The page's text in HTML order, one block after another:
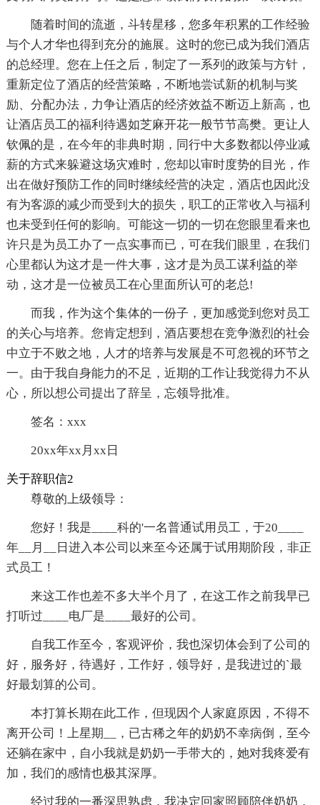
随着时间的流逝，斗转星移，您多年积累的工作经验
与个人才华也得到充分的施展。这时的您已成为我们酒店
的总经理。您在上任之后，制定了一系列的政策与方针，
重新定位了酒店的经营策略，不断地尝试新的机制与奖
励、分配办法，力争让酒店的经济效益不断迈上新高，也
让酒店员工的福利待遇如芝麻开花一般节节高樊。更让人
钦佩的是，在今年的非典时期，同行中大多数都以停业减
薪的方式来躲避这场灾难时，您却以审时度势的目光，作
出在做好预防工作的同时继续经营的决定，酒店也因此没
有为客源的减少而受到大的损失，职工的正常收入与福利
也未受到任何的影响。可能这一切的一切在您眼里看来也
许只是为员工办了一点实事而已，可在我们眼里，在我们
心里都认为这才是一件大事，这才是为员工谋利益的举
动，这才是一位被员工在心里面所认可的老总!
而我，作为这个集体的一份子，更加感觉到您对员工
的关心与培养。您肯定想到，酒店要想在竞争激烈的社会
中立于不败之地，人才的培养与发展是不可忽视的环节之
一。由于我自身能力的不足，近期的工作让我觉得力不从
心，所以想公司提出了辞呈，忘领导批准。
签名：xxx
20xx年xx月xx日
关于辞职信2
尊敬的上级领导：
您好！我是____科的'一名普通试用员工，于20____
年__月__日进入本公司以来至今还属于试用期阶段，非正
式员工！
来这工作也差不多大半个月了，在这工作之前我早已
打听过____电厂是____最好的公司。
自我工作至今，客观评价，我也深切体会到了公司的
好，服务好，待遇好，工作好，领导好，是我进过的`最
好最划算的公司。
本打算长期在此工作，但现因个人家庭原因，不得不
离开公司！上星期__，已古稀之年的奶奶不幸病倒，至今
还躺在家中，自小我就是奶奶一手带大的，她对我疼爱有
加，我们的感情也极其深厚。
经过我的一番深思熟虑，我决定回家照顾陪伴奶奶，